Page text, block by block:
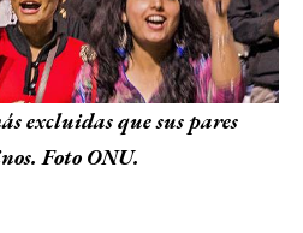
excluidas que sus pares
Foto ONU.